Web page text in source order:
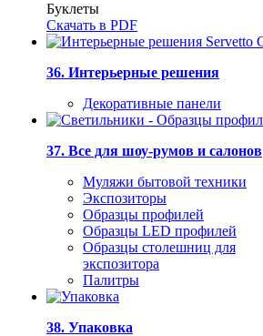
Буклеты
Скачать в PDF
36. Интерьерные решения
Декоративные панели
37. Все для шоу-румов и салонов
Муляжи бытовой техники
Экспозиторы
Образцы профилей
Образцы LED профилей
Образцы столешниц для
экспозитора
Палитры
38. Упаковка